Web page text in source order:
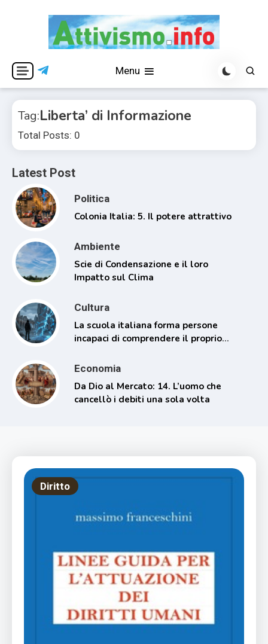
Attivismo.info
Menu
Tag:Liberta’ di Informazione
Total Posts: 0
Latest Post
Politica
Colonia Italia: 5. Il potere attrattivo
Ambiente
Scie di Condensazione e il loro
Impatto sul Clima
Cultura
La scuola italiana forma persone
incapaci di comprendere il proprio
Economia
Da Dio al Mercato: 14. L’uomo che
cancellò i debiti una sola volta
Diritto